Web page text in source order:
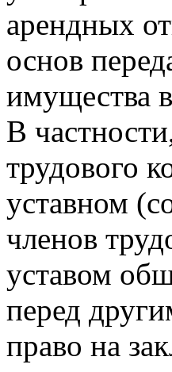
арендных
основ
имущества
В
трудового
уставном
членов
уставом
перед
право на